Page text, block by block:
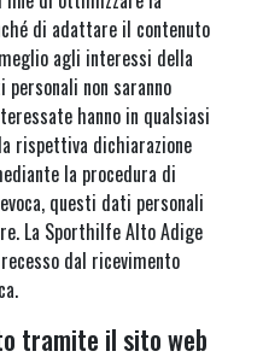
di adattare il contenuto
agli interessi della
non saranno
hanno in qualsiasi
rispettiva dichiarazione
la procedura di
questi dati personali
La Sporthilfe Alto Adige
dal ricevimento
tramite il sito web